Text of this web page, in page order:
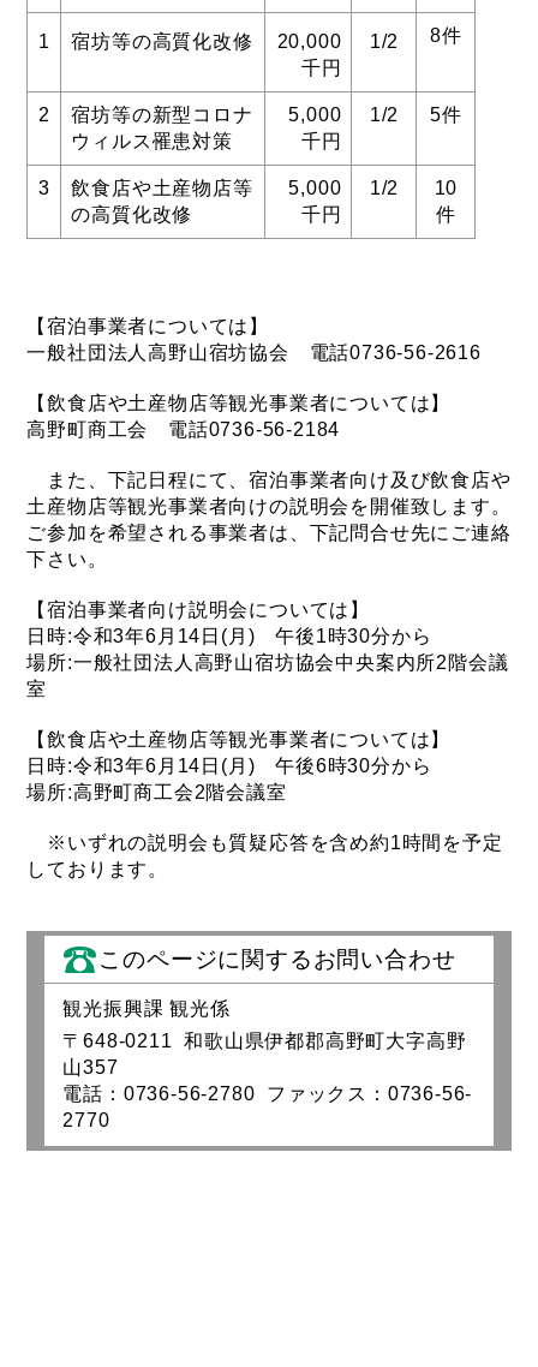
1 宿坊等の高質化改修
20,000
千円
1/2 8件
2
宿坊等の新型コロナ
ウィルス罹患対策
5,000
千円
1/2 5件
3
飲食店や土産物店等
の高質化改修
5,000
千円
1/2
10
件
【宿泊事業者については】
一般社団法人高野山宿坊協会 電話0736-56-2616
【飲食店や土産物店等観光事業者については】
高野町商工会 電話0736-56-2184
また、下記日程にて、宿泊事業者向け及び飲食店や
土産物店等観光事業者向けの説明会を開催致します。
ご参加を希望される事業者は、下記問合せ先にご連絡
下さい。
【宿泊事業者向け説明会については】
日時:令和3年6月14日(月) 午後1時30分から
場所:一般社団法人高野山宿坊協会中央案内所2階会議
室
【飲食店や土産物店等観光事業者については】
日時:令和3年6月14日(月) 午後6時30分から
場所:高野町商工会2階会議室
※いずれの説明会も質疑応答を含め約1時間を予定
しております。
このページに関するお問い合わせ
観光振興課 観光係
〒648‐0211 和歌山県伊都郡高野町大字高野
山357
電話：0736-56-2780 ファックス：0736-56-
2770